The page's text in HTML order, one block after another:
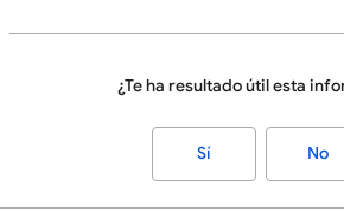
¿Te ha resultado útil esta
Sí No